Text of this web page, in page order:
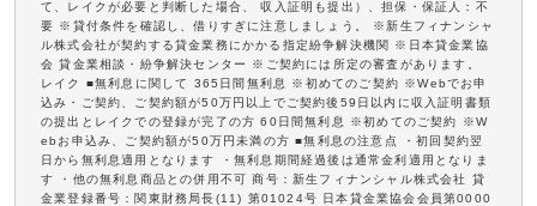
て、レイクが必要と判断した場合、 収入証明も提出）、担保・保証人：不
要 ※貸付条件を確認し、借りすぎに注意しましょう。 ※新生フィナンシャ
ル株式会社が契約する貸金業務にかかる指定紛争解決機関 ※日本貸金業協
会 貸金業相談・紛争解決センター ※ご契約には所定の審査があります。
レイク ■無利息に関して 365日間無利息 ※初めてのご契約 ※Webでお申
込み・ご契約、ご契約額が50万円以上でご契約後59日以内に収入証明書類
の提出とレイクでの登録が完了の方 60日間無利息 ※初めてのご契約 ※W
ebお申込み、ご契約額が50万円未満の方 ■無利息の注意点 ・初回契約翌
日から無利息適用となります ・無利息期間経過後は通常金利適用となりま
す ・他の無利息商品との併用不可 商号：新生フィナンシャル株式会社 貸
金業登録番号：関東財務局長(11) 第01024号 日本貸金業協会会員第0000